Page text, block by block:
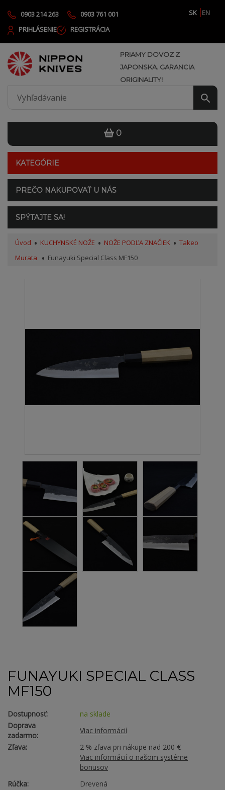
0903 214 263 0903 761 001 SK
EN
PRIHLÁSENIE
REGISTRÁCIA
PRIAMY DOVOZ Z
JAPONSKA. GARANCIA
ORIGINALITY!
0
KATEGÓRIE
PREČO NAKUPOVAŤ U NÁS
SPÝTAJTE SA!
Úvod KUCHYNSKÉ NOŽE NOŽE PODĽA ZNAČIEK
Takeo
Murata
Funayuki Special Class MF150
FUNAYUKI SPECIAL CLASS
MF150
Dostupnosť:
na sklade
Doprava
zadarmo:
Viac informácií
Zľava:
2 % zľava pri nákupe nad 200 €
Viac informácií o našom systéme
bonusov
Rúčka:
Drevená